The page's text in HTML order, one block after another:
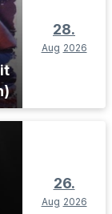
28.
Aug 2026
26.
Aug 2026